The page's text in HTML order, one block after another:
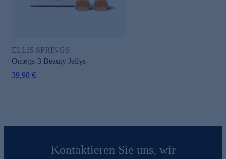
ELLIS SPRINGS
Omega-3 Beauty Jellys
39,98 €
Kontaktieren Sie uns, wir